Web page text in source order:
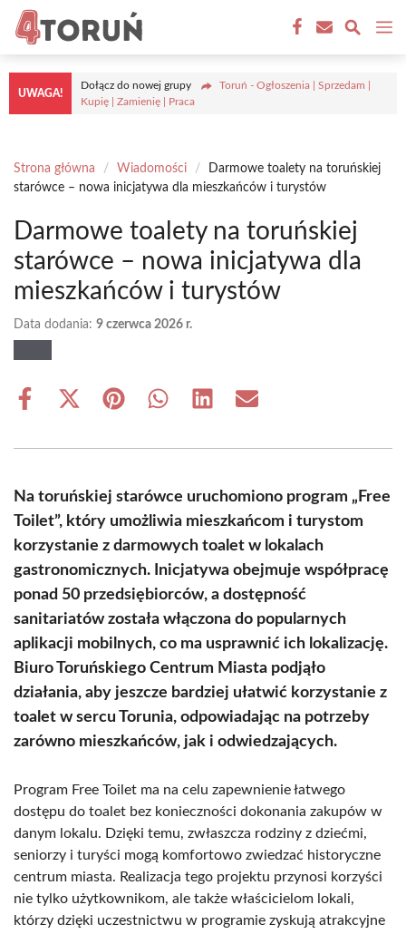
Przejdź
treści
UWAGA!
Dołącz do nowej grupy
Toruń - Ogłoszenia | Sprzedam |
Kupię | Zamienię | Praca
Strona główna / Wiadomości /
Darmowe toalety na toruńskiej
starówce – nowa inicjatywa dla mieszkańców i turystów
Darmowe toalety na toruńskiej
starówce – nowa inicjatywa dla
mieszkańców i turystów
Data dodania: 9 czerwca 2026 r.
Share
Share
(Twitter)
Share Share Share Share
Na toruńskiej starówce uruchomiono program „Free
Toilet”, który umożliwia mieszkańcom i turystom
korzystanie z darmowych toalet w lokalach
gastronomicznych. Inicjatywa obejmuje współpracę
ponad 50 przedsiębiorców, a dostępność
sanitariatów została włączona do popularnych
aplikacji mobilnych, co ma usprawnić ich lokalizację.
Biuro Toruńskiego Centrum Miasta podjąło
działania, aby jeszcze bardziej ułatwić korzystanie z
toalet w sercu Torunia, odpowiadając na potrzeby
zarówno mieszkańców, jak i odwiedzających.
Program Free Toilet ma na celu zapewnienie łatwego
dostępu do toalet bez konieczności dokonania zakupów w
danym lokalu. Dzięki temu, zwłaszcza rodziny z dziećmi,
seniorzy i turyści mogą komfortowo zwiedzać historyczne
centrum miasta. Realizacja tego projektu przynosi korzyści
nie tylko użytkownikom, ale także właścicielom lokali,
którzy dzięki uczestnictwu w programie zyskują atrakcyjne